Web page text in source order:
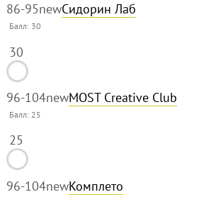
86-95newСидорин Лаб
Балл: 30
30
96-104newMOST Creative Club
Балл: 25
25
96-104newКомплето